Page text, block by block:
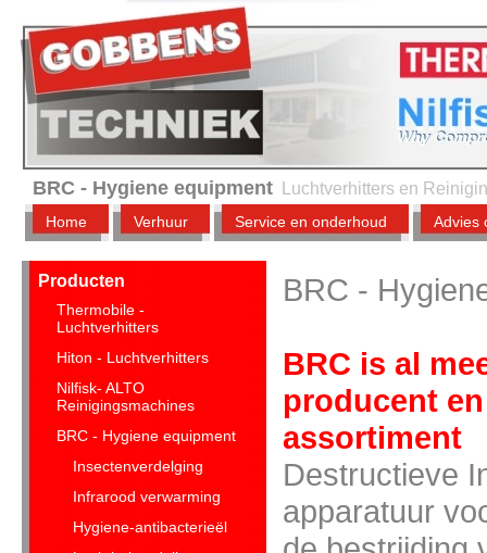
BRC - Hygiene equipment Luchtverhitters en
Home Verhuur Service en onderhoud Advies
Producten
Thermobile -
Luchtverhitters
Hiton - Luchtverhitters
Nilfisk- ALTO
Reinigingsmachines
BRC - Hygiene equipment
Insectenverdelging
Infrarood verwarming
Hygiene-antibacterieël
BRC -
BRC is al
producent
assortiment
Destructieve
apparatuur